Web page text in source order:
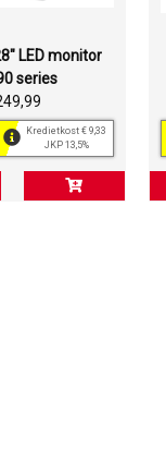
LED monitor
series
Kredietkost € 9,33
JKP 13,5%